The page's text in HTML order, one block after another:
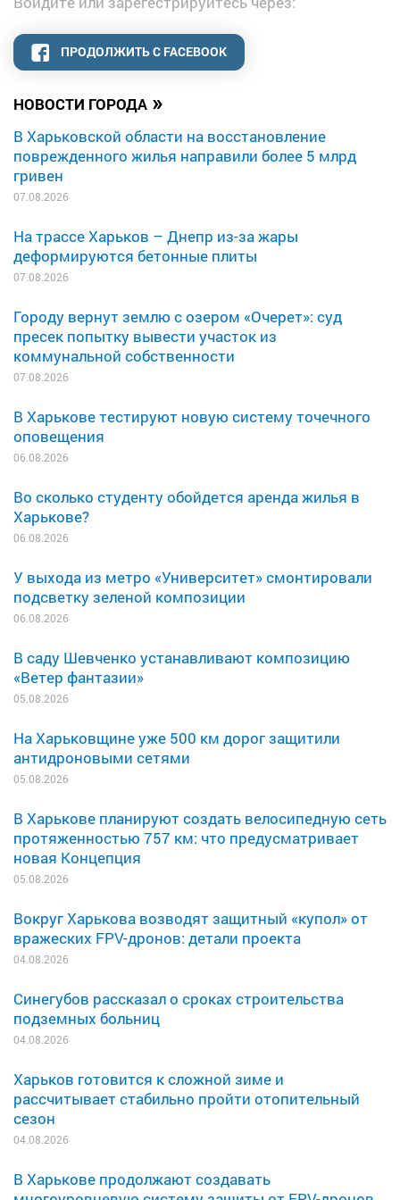
НОВОСТИ ГОРОДА »
В Харьковской области на восстановление
поврежденного жилья направили более 5 млрд
гривен
07.08.2026
На трассе Харьков – Днепр из-за жары
деформируются бетонные плиты
07.08.2026
Городу вернут землю с озером «Очерет»: суд
пресек попытку вывести участок из
коммунальной собственности
07.08.2026
В Харькове тестируют новую систему точечного
оповещения
06.08.2026
Во сколько студенту обойдется аренда жилья в
Харькове?
06.08.2026
У выхода из метро «Университет» смонтировали
подсветку зеленой композиции
06.08.2026
В саду Шевченко устанавливают композицию
«Ветер фантазии»
05.08.2026
На Харьковщине уже 500 км дорог защитили
антидроновыми сетями
05.08.2026
В Харькове планируют создать велосипедную сеть
протяженностью 757 км: что предусматривает
новая Концепция
05.08.2026
Вокруг Харькова возводят защитный «купол» от
вражеских FPV-дронов: детали проекта
04.08.2026
Синегубов рассказал о сроках строительства
подземных больниц
04.08.2026
Харьков готовится к сложной зиме и
рассчитывает стабильно пройти отопительный
сезон
04.08.2026
В Харькове продолжают создавать
ПРОДОЛЖИТЬ С FACEBOOK